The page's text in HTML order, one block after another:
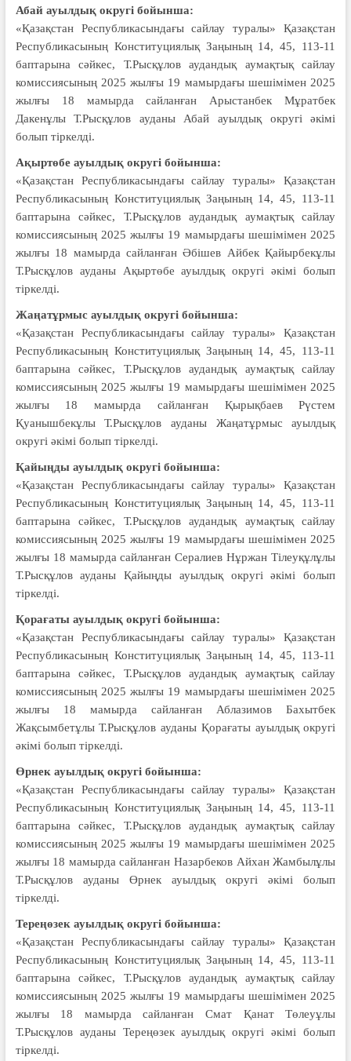
Абай ауылдық округі бойынша:
«Қазақстан Республикасындағы сайлау туралы» Қазақстан
Республикасының Конституциялық Заңының 14, 45, 113-11
баптарына сәйкес, Т.Рысқұлов аудандық аумақтық сайлау
комиссиясының 2025 жылғы 19 мамырдағы шешімімен 2025
жылғы 18 мамырда сайланған Арыстанбек Мұратбек
Дакенұлы Т.Рысқұлов ауданы Абай ауылдық округі әкімі
болып тіркелді.
Ақыртөбе ауылдық округі бойынша:
«Қазақстан Республикасындағы сайлау туралы» Қазақстан
Республикасының Конституциялық Заңының 14, 45, 113-11
баптарына сәйкес, Т.Рысқұлов аудандық аумақтық сайлау
комиссиясының 2025 жылғы 19 мамырдағы шешімімен 2025
жылғы 18 мамырда сайланған Әбішев Айбек Қайырбекұлы
Т.Рысқұлов ауданы Ақыртөбе ауылдық округі әкімі болып
тіркелді.
Жаңатұрмыс ауылдық округі бойынша:
«Қазақстан Республикасындағы сайлау туралы» Қазақстан
Республикасының Конституциялық Заңының 14, 45, 113-11
баптарына сәйкес, Т.Рысқұлов аудандық аумақтық сайлау
комиссиясының 2025 жылғы 19 мамырдағы шешімімен 2025
жылғы 18 мамырда сайланған Қырықбаев Рүстем
Қуанышбекұлы Т.Рысқұлов ауданы Жаңатұрмыс ауылдық
округі әкімі болып тіркелді.
Қайыңды ауылдық округі бойынша:
«Қазақстан Республикасындағы сайлау туралы» Қазақстан
Республикасының Конституциялық Заңының 14, 45, 113-11
баптарына сәйкес, Т.Рысқұлов аудандық аумақтық сайлау
комиссиясының 2025 жылғы 19 мамырдағы шешімімен 2025
жылғы 18 мамырда сайланған Сералиев Нұржан Тілеуқұлұлы
Т.Рысқұлов ауданы Қайыңды ауылдық округі әкімі болып
тіркелді.
Қорағаты ауылдық округі бойынша:
«Қазақстан Республикасындағы сайлау туралы» Қазақстан
Республикасының Конституциялық Заңының 14, 45, 113-11
баптарына сәйкес, Т.Рысқұлов аудандық аумақтық сайлау
комиссиясының 2025 жылғы 19 мамырдағы шешімімен 2025
жылғы 18 мамырда сайланған Аблазимов Бахытбек
Жақсымбетұлы Т.Рысқұлов ауданы Қорағаты ауылдық округі
әкімі болып тіркелді.
Өрнек ауылдық округі бойынша:
«Қазақстан Республикасындағы сайлау туралы» Қазақстан
Республикасының Конституциялық Заңының 14, 45, 113-11
баптарына сәйкес, Т.Рысқұлов аудандық аумақтық сайлау
комиссиясының 2025 жылғы 19 мамырдағы шешімімен 2025
жылғы 18 мамырда сайланған Назарбеков Айхан Жамбылұлы
Т.Рысқұлов ауданы Өрнек ауылдық округі әкімі болып
тіркелді.
Тереңөзек ауылдық округі бойынша:
«Қазақстан Республикасындағы сайлау туралы» Қазақстан
Республикасының Конституциялық Заңының 14, 45, 113-11
баптарына сәйкес, Т.Рысқұлов аудандық аумақтық сайлау
комиссиясының 2025 жылғы 19 мамырдағы шешімімен 2025
жылғы 18 мамырда сайланған Смат Қанат Төлеуұлы
Т.Рысқұлов ауданы Тереңөзек ауылдық округі әкімі болып
тіркелді.